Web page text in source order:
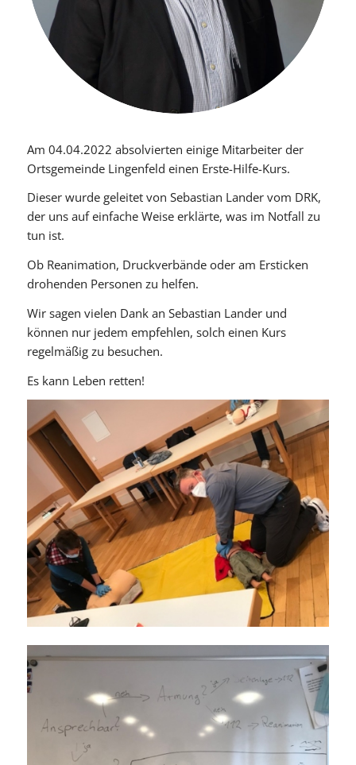
Am 04.04.2022 absolvierten einige Mitarbeiter der
Ortsgemeinde Lingenfeld einen Erste-Hilfe-Kurs.
Dieser wurde geleitet von Sebastian Lander vom DRK,
der uns auf einfache Weise erklärte, was im Notfall zu
tun ist.
Ob Reanimation, Druckverbände oder am Ersticken
drohenden Personen zu helfen.
Wir sagen vielen Dank an Sebastian Lander und
können nur jedem empfehlen, solch einen Kurs
regelmäßig zu besuchen.
Es kann Leben retten!